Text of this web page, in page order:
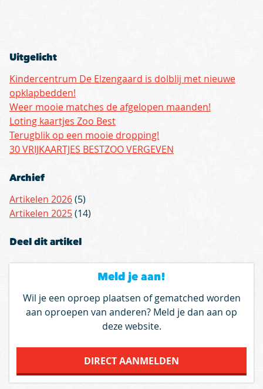
Uitgelicht
Kindercentrum De Elzengaard is dolblij met nieuwe
opklapbedden!
Weer mooie matches de afgelopen maanden!
Loting kaartjes Zoo Best
Terugblik op een mooie dropping!
30 VRIJKAARTJES BESTZOO VERGEVEN
Archief
Artikelen 2026(5)
Artikelen 2025(14)
Deel dit artikel
Meld je aan!
Wil je een oproep plaatsen of gematched worden
aan oproepen van anderen? Meld je dan aan op
deze website.
DIRECT AANMELDEN